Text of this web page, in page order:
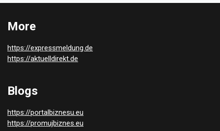
More
https://expressmeldung.de
https://aktuelldirekt.de
Blogs
https://portalbiznesu.eu
https://promujbiznes.eu